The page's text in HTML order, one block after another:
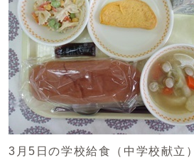
3月5日の学校給食（中学校献立）